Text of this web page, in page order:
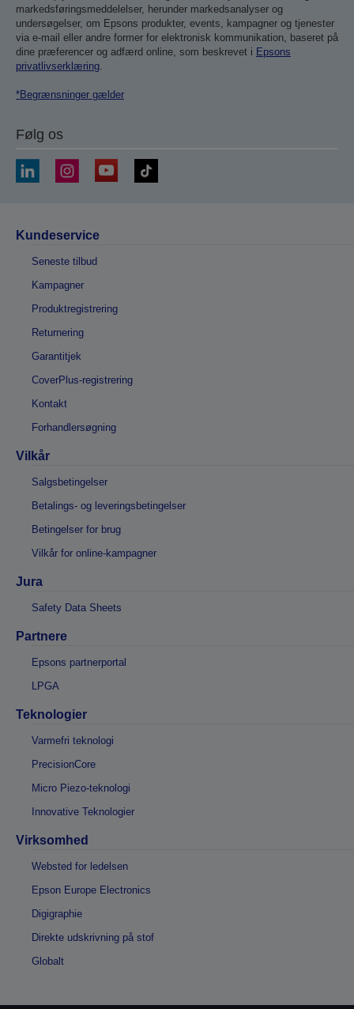
markedsføringsmeddelelser, herunder markedsanalyser og
undersøgelser, om Epsons produkter, events, kampagner og tjenester
via e-mail eller andre former for elektronisk kommunikation, baseret på
dine præferencer og adfærd online, som beskrevet i Epsons
privatlivserklæring.
*Begrænsninger gælder
Følg os
Kundeservice
Seneste tilbud
Kampagner
Produktregistrering
Returnering
Garantitjek
CoverPlus-registrering
Kontakt
Forhandlersøgning
Vilkår
Salgsbetingelser
Betalings- og leveringsbetingelser
Betingelser for brug
Vilkår for online-kampagner
Jura
Safety Data Sheets
Partnere
Epsons partnerportal
LPGA
Teknologier
Varmefri teknologi
PrecisionCore
Micro Piezo-teknologi
Innovative Teknologier
Virksomhed
Websted for ledelsen
Epson Europe Electronics
Digigraphie
Direkte udskrivning på stof
Globalt